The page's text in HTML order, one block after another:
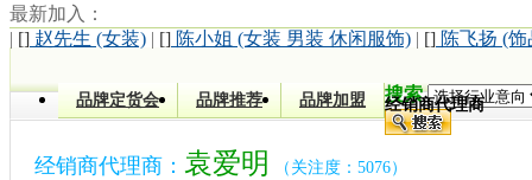
最新加入：
| [] 赵先生 (女装) | [] 陈小姐 (女装 男装 休闲服饰) | [] 陈飞扬 (
品牌定货会 品牌推荐 品牌加盟 搜索
经销商代理商
经销商代理商： 袁爱明 （关注度：5076）